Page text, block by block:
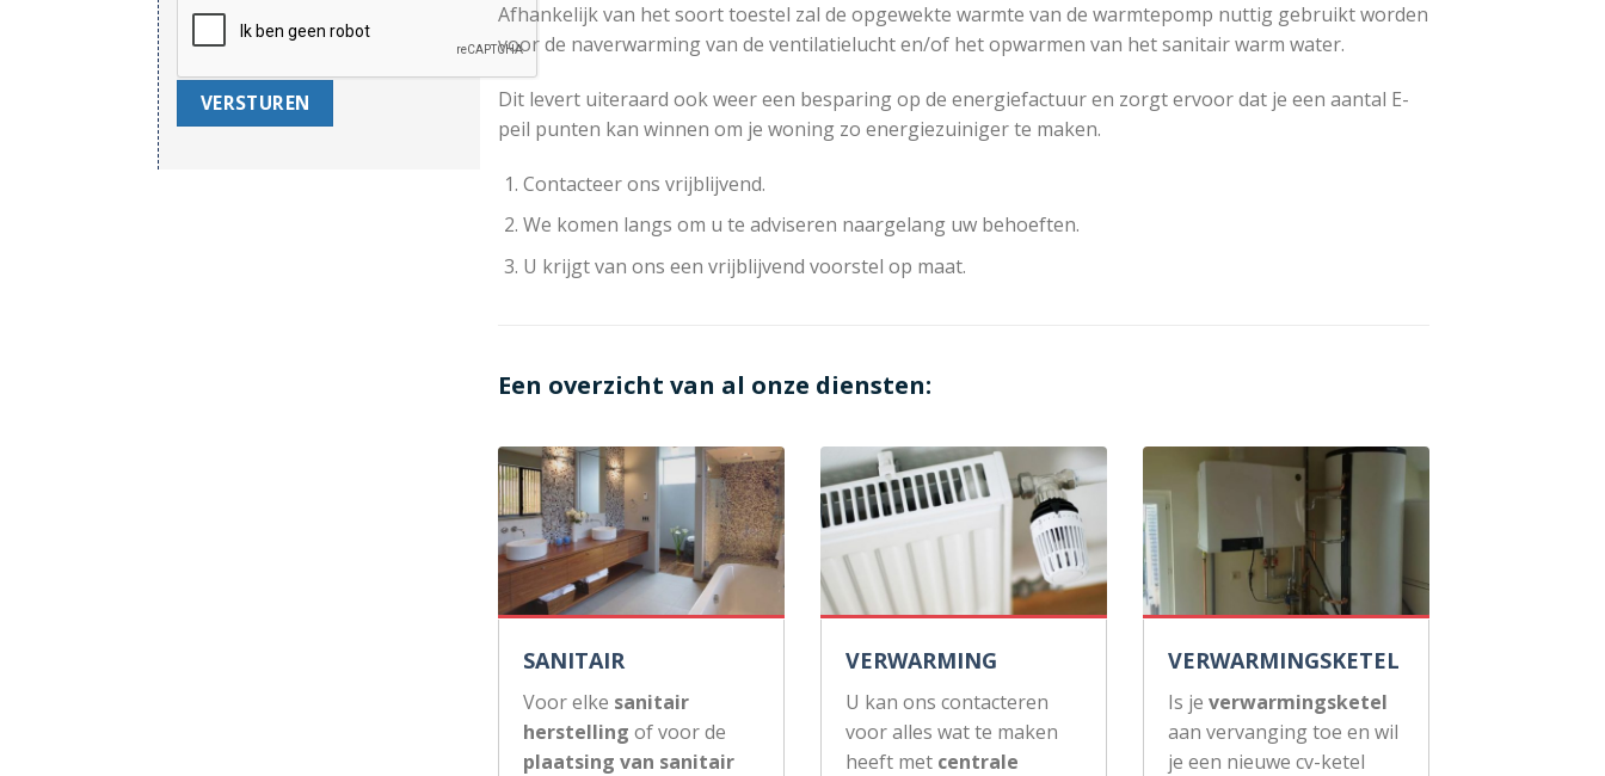
Afhankelijk van het soort toestel zal de opgewekte warmte van de warmtepomp nuttig gebruikt worden
voor de naverwarming van de ventilatielucht en/of het opwarmen van het sanitair warm water.
Dit levert uiteraard ook weer een besparing op de energiefactuur en zorgt ervoor dat je een aantal E-
peil punten kan winnen om je woning zo energiezuiniger te maken.
Contacteer ons vrijblijvend.
We komen langs om u te adviseren naargelang uw behoeften.
U krijgt van ons een vrijblijvend voorstel op maat.
Een overzicht van al onze diensten:
SANITAIR
Voor elke sanitair
herstelling of voor de
plaatsing van sanitair
VERWARMING
U kan ons contacteren
voor alles wat te maken
heeft met centrale
VERWARMINGSKETEL
Is je verwarmingsketel
aan vervanging toe en wil
je een nieuwe cv-ketel